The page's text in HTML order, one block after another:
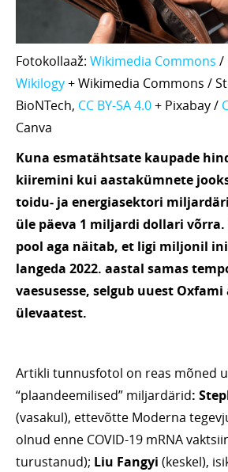
Fotokollaaž: Wikimedia Commons /
Wikilogy+ Wikimedia Commons /
BioNTech, CC BY-SA 4.0+ Pixabay /
Canva
Kuna esmatähtsate kaupade
kiiremini kui aastakümnete
toidu- ja energiasektori
üle päeva 1 miljardi dollari
pool aga näitab, et ligi miljonil
langeda 2022. aastal samas
vaesusesse, selgub uuest
ülevaatest.
Artikli tunnusfotol on reas mõned
“plaandeemilised” miljardärid:
(vasakul), ettevõtte Moderna
olnud enne COVID-19 mRNA
turustanud); Liu Fangyi (keskel),